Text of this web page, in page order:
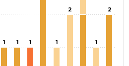
1 1 1 1
2
1
2